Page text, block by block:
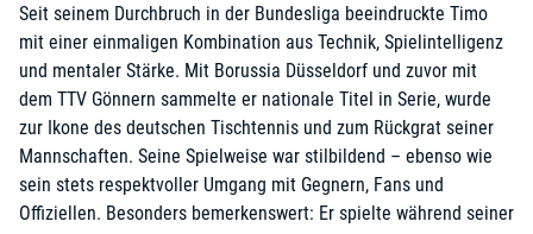
Seit seinem Durchbruch in der Bundesliga beeindruckte Timo
mit einer einmaligen Kombination aus Technik, Spielintelligenz
und mentaler Stärke. Mit Borussia Düsseldorf und zuvor mit
dem TTV Gönnern sammelte er nationale Titel in Serie, wurde
zur Ikone des deutschen Tischtennis und zum Rückgrat seiner
Mannschaften. Seine Spielweise war stilbildend – ebenso wie
sein stets respektvoller Umgang mit Gegnern, Fans und
Offiziellen. Besonders bemerkenswert: Er spielte während seiner